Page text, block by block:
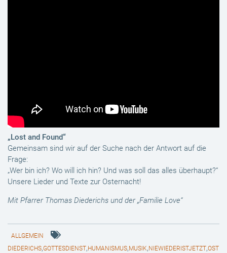
„Lost and Found“
Gemeinsam sind wir auf der Suche nach der Antwort auf die
Frage:
„Wer bin ich? Wo will ich hin? Und was soll das alles überhaupt?“
Unsere Lieder und Texte zur Osternacht!
Mit Pfarrer Thomas Diederichs und der „Familie Love“
ALLGEMEIN
DIEDERICHS,GOTTESDIENST,HUMANISMUS,MUSIK,NIEWIEDERISTJETZT,OST